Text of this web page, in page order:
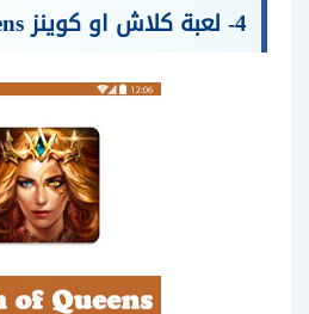
4- لعبة كلاش او كوينز Clash of Queens